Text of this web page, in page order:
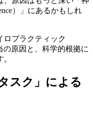
）」にあるかもしれ
ロプラクティック
の原因と、科学的根拠に
スク」による